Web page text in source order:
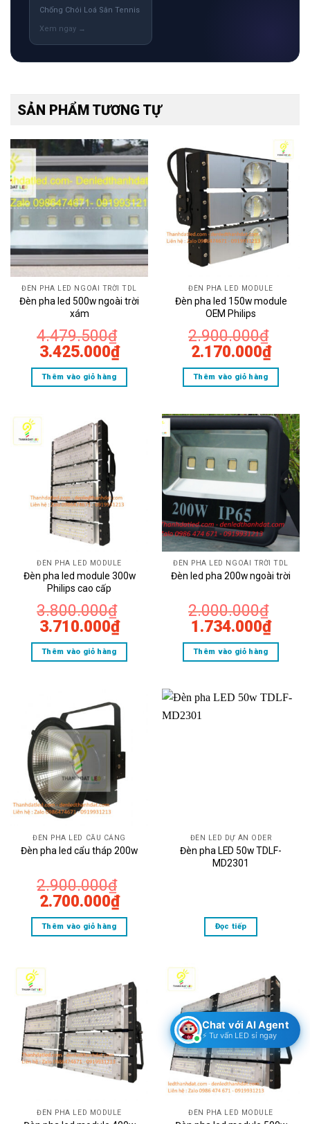
Chống Chói Loá Sân Tennis
SẢN PHẨM TƯƠNG TỰ
ĐÈN PHA LED NGOÀI TRỜI TDL
Đèn pha led 500w ngoài trời
xám
4.479.500₫
Giá
gốc
là:
3.425.000₫Giá
hiện
tại
3.425.000₫.
Thêm vào giỏ hàng
ĐÈN PHA LED MODULE
Đèn pha led 150w module
OEM Philips
2.900.000₫
Giá
gốc
là:
2.170.000₫Giá
hiện
tại
Thêm vào giỏ hàng
ĐÈN PHA LED MODULE
Đèn pha led module 300w
Philips cao cấp
3.800.000₫
Giá
gốc
là:
3.710.000₫Giá
hiện
tại
3.710.000₫.
Thêm vào giỏ hàng
ĐÈN PHA LED NGOÀI TRỜI TDL
Đèn led pha 200w ngoài trời
2.000.000₫
Giá
gốc
là:
1.734.000₫Giá
hiện
tại
Thêm vào giỏ hàng
ĐÈN PHA LED CẦU CẢNG
Đèn pha led cẩu tháp 200w
2.900.000₫
Giá
gốc
là:
2.700.000₫Giá
hiện
tại
2.700.000₫.
Thêm vào giỏ hàng
ĐÈN LED DỰ ÁN ODER
Đèn pha LED 50w TDLF-
MD2301
Đọc tiếp
ĐÈN PHA LED MODULE ĐÈN PHA LED MODULE
Chat với AI Agent
⚡ Tư vấn LED sỉ ngay